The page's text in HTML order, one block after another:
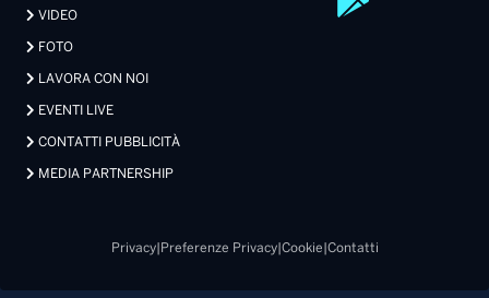
VIDEO
FOTO
LAVORA CON NOI
EVENTI LIVE
CONTATTI PUBBLICITÀ
MEDIA PARTNERSHIP
Privacy| Preferenze Privacy| Cookie Contatti